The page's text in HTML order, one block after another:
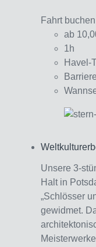
Fahrt buchen
ab
1h
Havel-
Interagieren
Unsere 3-
Halt in
„Schlösser
gewidmet.